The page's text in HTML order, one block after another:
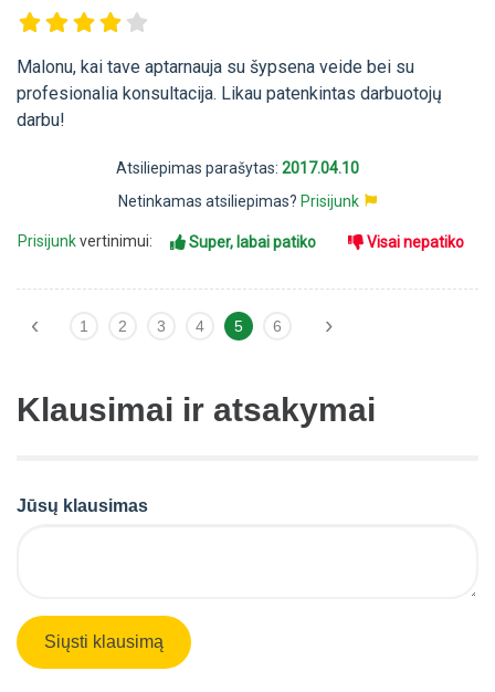
Malonu, kai tave aptarnauja su šypsena veide bei su
profesionalia konsultacija. Likau patenkintas darbuotojų
darbu!
Atsiliepimas parašytas: 2017.04.10
Netinkamas atsiliepimas? Prisijunk
Prisijunkvertinimui: Super, labai patiko Visai nepatiko
‹ 1 2 3 4 5 6 ›
Klausimai ir atsakymai
Jūsų klausimas